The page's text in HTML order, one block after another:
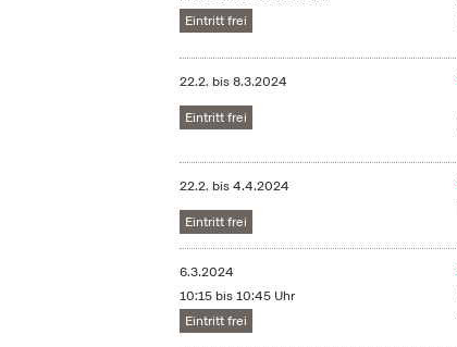
Eintritt frei
22.2. bis8.3.2024
Eintritt frei
22.2. bis4.4.2024
Eintritt frei
6.3.2024
10:15 bis 10:45 Uhr
Eintritt frei